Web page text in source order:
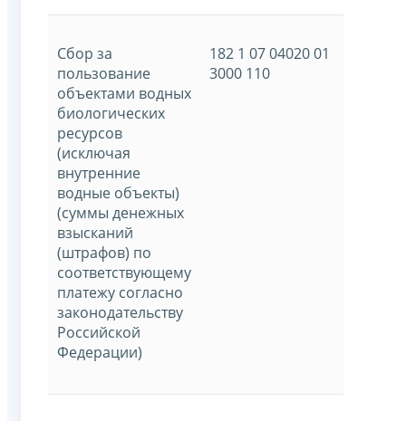
Сбор за
пользование
объектами водных
биологических
ресурсов
(исключая
внутренние
водные объекты)
(суммы денежных
взысканий
(штрафов) по
соответствующему
платежу согласно
законодательству
Российской
Федерации)
182 1 07 04020 01
3000 110